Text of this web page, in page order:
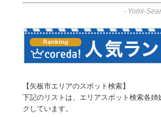
- Yomi-
【矢板市エリアのスポット検索】
下記のリストは、エリアスポット検索各
クしています。